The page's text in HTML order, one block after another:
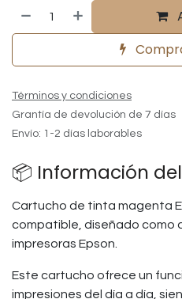
Términos y condiciones
Grantía de devolución de 7 días
Envío: 1-2 días laborables
📦 Información
Cartucho de tinta magenta
compatible, diseñado como
impresoras Epson.
Este cartucho ofrece un
impresiones del día a día,